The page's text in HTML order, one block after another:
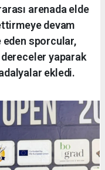
arenada elde
devam
eden sporcular,
yaparak
ekledi.